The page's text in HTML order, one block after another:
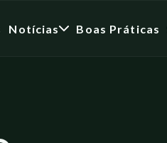
Notícias Boas Práticas